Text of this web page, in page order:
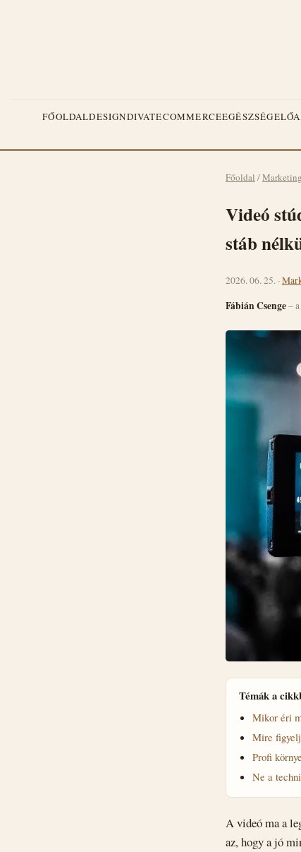
FŐOLDALDESIGNDIVATECOMMERCEEGÉSZSÉG
Főoldal /Marketing
Videó
stáb
2026. 06. 25. ·
Fábián Csenge–
Témák a
Mikor éri
Mire
Profi
Ne a
A videó ma a
az, hogy a jó